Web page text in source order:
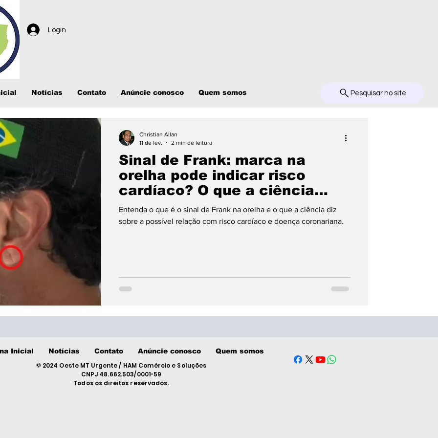
Login
Notícias Contato Anúncie conosco Quem somos Pesquisar no site
Sinal de Frank: marca na
orelha pode indicar risco
cardíaco? O que a ciência
realmente diz
Entenda o que é o sinal de Frank na orelha e o que a ciência diz
sobre a possível relação com risco cardíaco e doença coronariana.
Christian Allan
11 de fev.
2 min de leitura
Inicial Notícias Contato Anúncie conosco Quem somos
© 2024 Oeste MT Urgente / HAM Comércio e Soluções
CNPJ 48.662.503/0001-59
Todos os direitos reservados.